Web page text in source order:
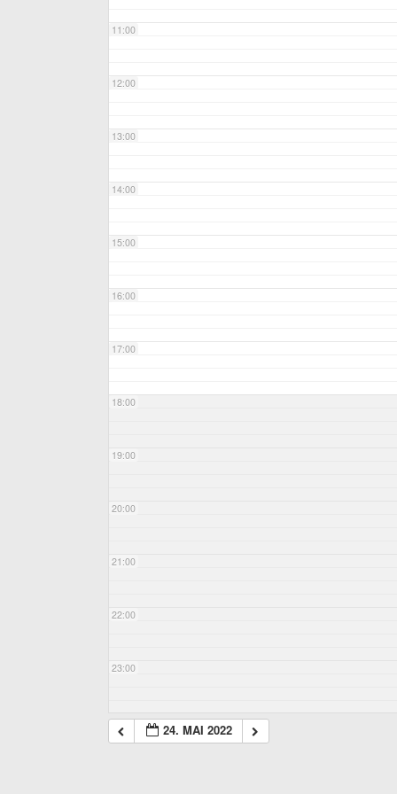
11:00
12:00
13:00
14:00
15:00
16:00
17:00
18:00
19:00
20:00
21:00
22:00
23:00
24. MAI 2022